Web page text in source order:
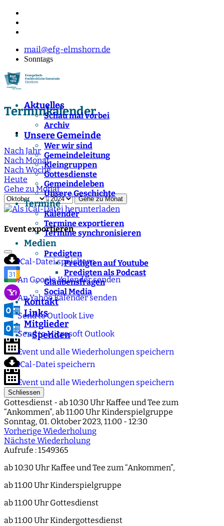
mail@efg-elmshorn.de
Sonntags
Aktuelles
Schau mal vorbei
Archiv
Unsere Gemeinde
Wer wir sind
Gemeindeleitung
Kleingruppen
Gottesdienste
Gemeindeleben
Unsere Geschichte
Termine
Kalender
Termine exportieren
Termine synchronisieren
Medien
Predigten
Predigten auf Youtube
Predigten als Podcast
Glaubensfragen
Social Media
Kontakt
Links
Mitglieder
">Spenden
Terminkalender
Nach Jahr
Nach Monat
Nach Woche
Heute
Gehe zu Monat
Gehe zu Monat
Event exportieren
iCal-Datei speichern
An Google Kalender senden
An Yahoo Kalender senden
Send to Outlook Live
Send to Microsoft Outlook
Event und alle Wiederholungen speichern
iCal-Datei speichern
Event und alle Wiederholungen speichern
Schliessen
Gottesdienst - ab 10:30 Uhr Kaffee und Tee zum
“Ankommen”, ab 11:00 Uhr Kinderspielgruppe
Sonntag, 01. Oktober 2023, 11:00 - 12:30
Vorherige Wiederholung
Nächste Wiederholung
Aufrufe : 1549365
ab 10:30 Uhr Kaffee und Tee zum “Ankommen”,
ab 11:00 Uhr Kinderspielgruppe
ab 11:00 Uhr Gottesdienst
ab 11:00 Uhr Kindergottesdienst